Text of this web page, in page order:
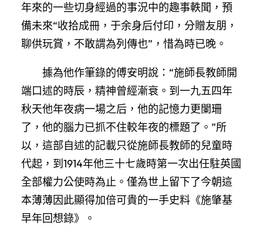
年來的一些切身經過的事況中的趣事軼聞，預
備未來“收拾成冊，于余身后付印，分贈友朋，
聊供玩賞，不敢謂為列傳也”，惜為時已晚。
據為他作筆錄的傅安明說：“施師長教師開
端口述的時辰，精神曾經漸衰。到一九五四年
秋天他年夜病一場之后，他的記憶力更闌珊
了，他的腦力已抓不住較年夜的標題了。”所
以，這部自述的記載只從施師長教師的兒童時
代起，到1914年他三十七歲時第一次出任駐英國
全部權力公使時為止。僅為世上留下了今朝這
本薄薄因此顯得加倍可貴的一手史料《施肇基
早年回想錄》。